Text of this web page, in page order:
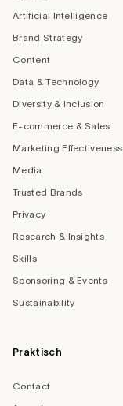
Artificial Intelligence
Brand Strategy
Content
Data & Technology
Diversity & Inclusion
E-commerce & Sales
Marketing Effectiveness
Media
Trusted Brands
Privacy
Research & Insights
Skills
Sponsoring & Events
Sustainability
Praktisch
Contact